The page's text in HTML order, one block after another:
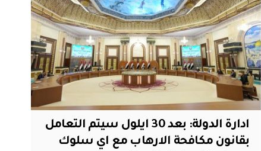
ادارة الدولة: بعد 30 ايلول سيتم التعامل
بقانون مكافحة الارهاب مع اي سلوك